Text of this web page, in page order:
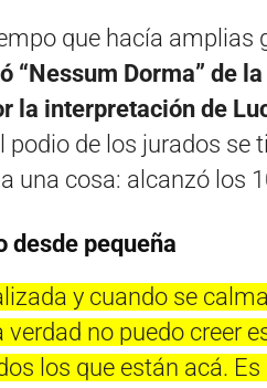
que hacía amplias
“Nessum Dorma” de
la interpretación de
podio de los jurados
una cosa: alcanzó los
desde pequeña
y cuando se
verdad no puedo creer
los que están acá.